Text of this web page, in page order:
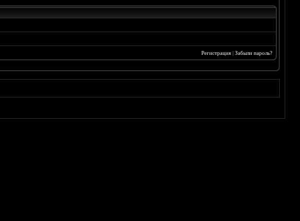
Регистрация| Забыли пароль?